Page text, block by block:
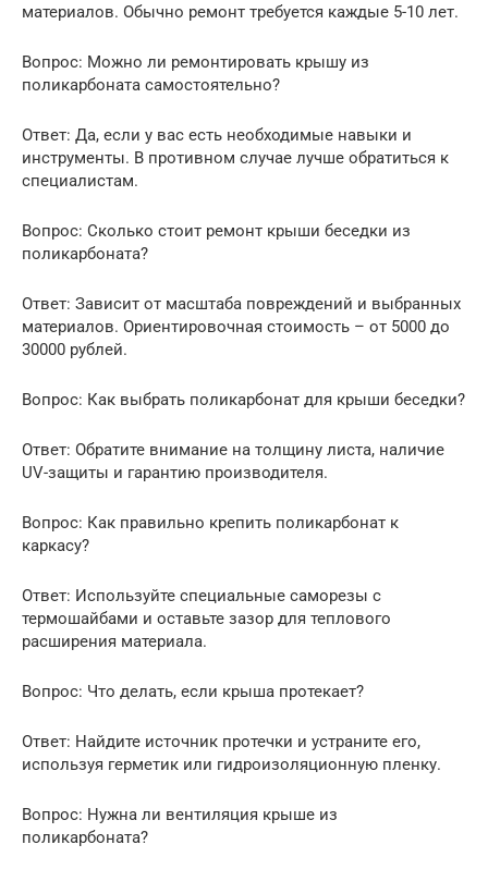
материалов. Обычно ремонт требуется каждые 5-10 лет.
Вопрос: Можно ли ремонтировать крышу из
поликарбоната самостоятельно?
Ответ: Да, если у вас есть необходимые навыки и
инструменты. В противном случае лучше обратиться к
специалистам.
Вопрос: Сколько стоит ремонт крыши беседки из
поликарбоната?
Ответ: Зависит от масштаба повреждений и выбранных
материалов. Ориентировочная стоимость – от 5000 до
30000 рублей.
Вопрос: Как выбрать поликарбонат для крыши беседки?
Ответ: Обратите внимание на толщину листа, наличие
UV-защиты и гарантию производителя.
Вопрос: Как правильно крепить поликарбонат к
каркасу?
Ответ: Используйте специальные саморезы с
термошайбами и оставьте зазор для теплового
расширения материала.
Вопрос: Что делать, если крыша протекает?
Ответ: Найдите источник протечки и устраните его,
используя герметик или гидроизоляционную пленку.
Вопрос: Нужна ли вентиляция крыше из
поликарбоната?